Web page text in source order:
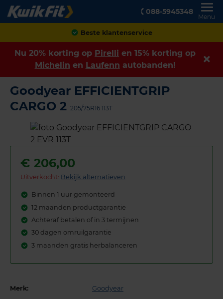
088-5945348
Menu
Achteraf betalen
Nu 20% korting op Pirelli en 15% korting op
Michelin en Laufenn autobanden!
Goodyear EFFICIENTGRIP
CARGO 2 205/75R16 113T
€ 206,00
Uitverkocht: Bekijk alternatieven
Binnen 1 uur gemonteerd
12 maanden productgarantie
Achteraf betalen of in 3 termijnen
30 dagen omruilgarantie
3 maanden gratis herbalanceren
Merk: Goodyear